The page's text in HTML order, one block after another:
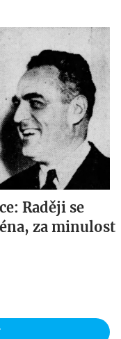
Raději se
za minulost